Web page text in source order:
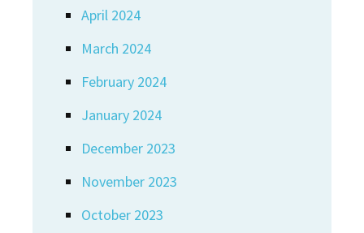
April 2024
March 2024
February 2024
January 2024
December 2023
November 2023
October 2023